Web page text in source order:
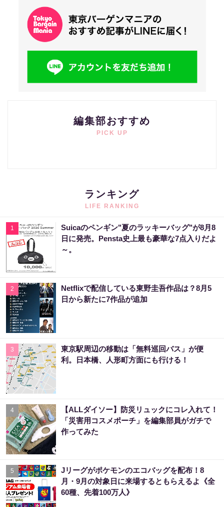
編集部おすすめ
PICK UP
ランキング
LIFE RANKING
1
Suicaのペンギン"夏のラッキーバッグ"が8月8
日に発売。Pensta史上最も豪華な7点入りだよ
～。
2
Netflixで配信している東野圭吾作品は？8月5
日から新たに7作品が追加
3
東京駅周辺の移動は「無料巡回バス」が便
利。日本橋、人形町方面にも行ける！
4
【ALLダイソー】防災リュックにコレ入れて！
「災害用コスメポーチ」を編集部員がガチで
作ってみた
5
Jリーグがポケモンのエコバッグを配布！8
月・9月の対象日に来場するともらえるよ《全
60種、先着100万人》